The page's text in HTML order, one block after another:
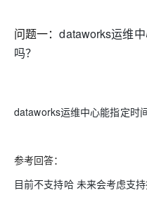
问题一：dataworks运维
吗？
dataworks运维中心能指定时
参考回答：
目前不支持哈 未来会考虑支